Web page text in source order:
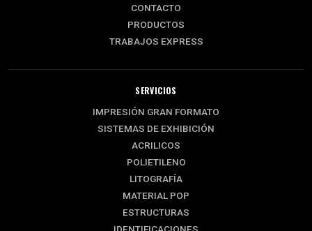
CONTACTO
PRODUCTOS
TRABAJOS EXPRESS
SERVICIOS
IMPRESIÓN GRAN FORMATO
SISTEMAS DE EXHIBICIÓN
ACRILICOS
POLIETILENO
LITOGRAFÍA
MATERIAL POP
ESTRUCTURAS
IDENTIFICACIONES